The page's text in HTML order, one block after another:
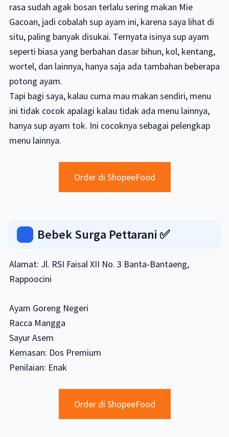
rasa sudah agak bosan terlalu sering makan Mie
Gacoan, jadi cobalah sup ayam ini, karena saya lihat di
situ, paling banyak disukai. Ternyata isinya sup ayam
seperti biasa yang berbahan dasar bihun, kol, kentang,
wortel, dan lainnya, hanya saja ada tambahan beberapa
potong ayam.
Tapi bagi saya, kalau cuma mau makan sendiri, menu
ini tidak cocok apalagi kalau tidak ada menu lainnya,
hanya sup ayam tok. Ini cocoknya sebagai pelengkap
menu lainnya.
Order di ShopeeFood
Bebek Surga Pettarani ✅
Alamat: Jl. RSI Faisal XII No. 3 Banta-Bantaeng,
Rappoocini
Ayam Goreng Negeri
Racca Mangga
Sayur Asem
Kemasan: Dos Premium
Penilaian: Enak
Order di ShopeeFood